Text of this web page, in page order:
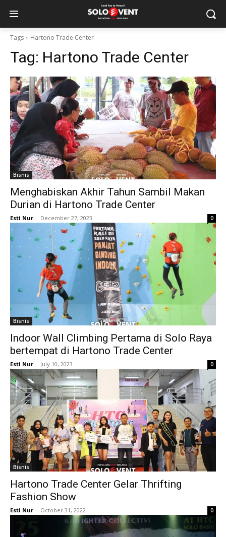
Tags Hartono Trade Center
Tag: Hartono Trade Center
Bisnis
Menghabiskan Akhir Tahun Sambil Makan
Durian di Hartono Trade Center
Esti Nur - December 27, 2023 0
Bisnis
Indoor Wall Climbing Pertama di Solo Raya
bertempat di Hartono Trade Center
Esti Nur - July 10, 2023 0
Bisnis
Hartono Trade Center Gelar Thrifting
Fashion Show
Esti Nur - October 31, 2022 0